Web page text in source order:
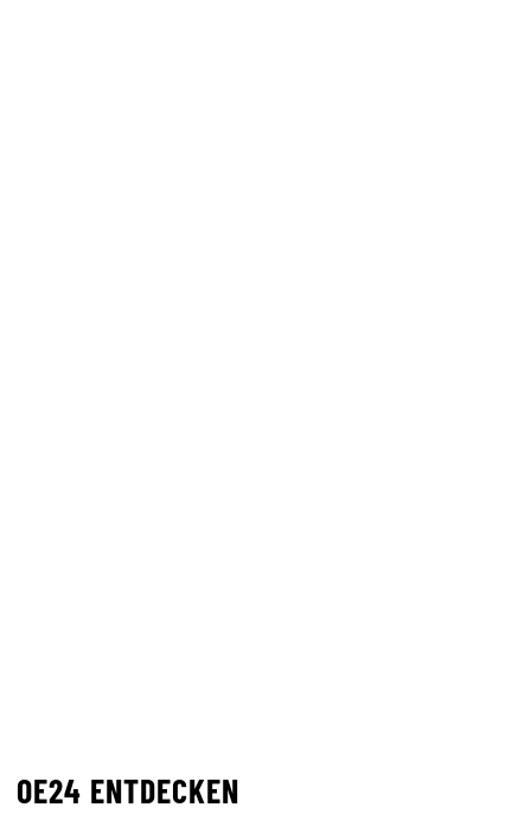
OE24 ENTDECKEN